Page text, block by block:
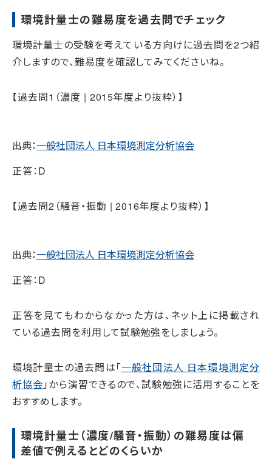
環境計量士の難易度を過去問でチェック
環境計量士の受験を考えている方向けに過去問を2つ紹
介しますので、難易度を確認してみてくださいね。
【過去問1（濃度 | 2015年度より抜粋）】
出典：一般社団法人 日本環境測定分析協会
正答：D
【過去問2（騒音・振動 | 2016年度より抜粋）】
出典：一般社団法人 日本環境測定分析協会
正答：D
正答を見てもわからなかった方は、ネット上に掲載され
ている過去問を利用して試験勉強をしましょう。
環境計量士の過去問は「一般社団法人 日本環境測定分
析協会 」から演習できるので、試験勉強に活用することを
おすすめします。
環境計量士（濃度/騒音・振動）の難易度は偏
差値で例えるとどのくらいか